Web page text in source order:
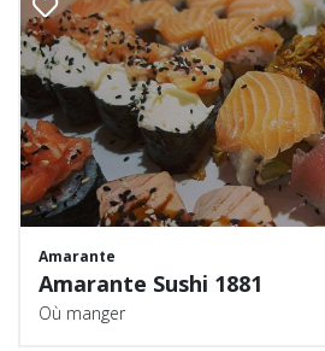
Amarante
Amarante Sushi 1881
Où manger